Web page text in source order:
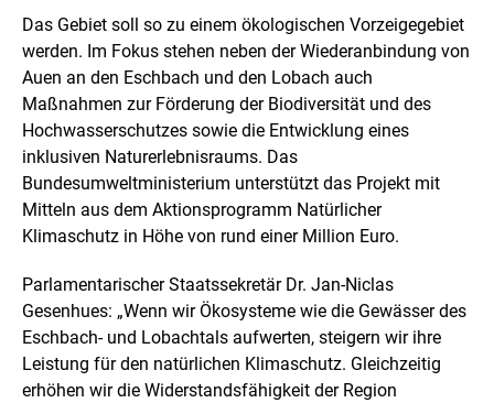
e
i
n
e
r
v
e
r
g
r
ö
e
r
t
e
n
D
Das Gebiet soll so zu einem ökologischen Vorzeigegebiet
werden. Im Fokus stehen neben der Wiederanbindung von
Auen an den Eschbach und den Lobach auch
Maßnahmen zur Förderung der Biodiversität und des
Hochwasserschutzes sowie die Entwicklung eines
inklusiven Naturerlebnisraums. Das
Bundesumweltministerium unterstützt das Projekt mit
Mitteln aus dem Aktionsprogramm Natürlicher
Klimaschutz in Höhe von rund einer Million Euro.
Parlamentarischer Staatssekretär Dr. Jan-Niclas
Gesenhues: „Wenn wir Ökosysteme wie die Gewässer des
Eschbach- und Lobachtals aufwerten, steigern wir ihre
Leistung für den natürlichen Klimaschutz. Gleichzeitig
erhöhen wir die Widerstandsfähigkeit der Region